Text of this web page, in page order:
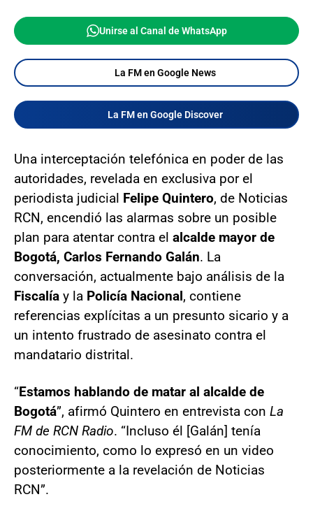
Unirse al Canal de WhatsApp
La FM en Google News
La FM en Google Discover
Una interceptación telefónica en poder de las
autoridades, revelada en exclusiva por el
periodista judicial Felipe Quintero, de Noticias
RCN, encendió las alarmas sobre un posible
plan para atentar contra el alcalde mayor de
Bogotá, Carlos Fernando Galán. La
conversación, actualmente bajo análisis de la
Fiscalía y la Policía Nacional, contiene
referencias explícitas a un presunto sicario y a
un intento frustrado de asesinato contra el
mandatario distrital.
“Estamos hablando de matar al alcalde de
Bogotá”, afirmó Quintero en entrevista con La
FM de RCN Radio. “Incluso él [Galán] tenía
conocimiento, como lo expresó en un video
posteriormente a la revelación de Noticias
RCN”.